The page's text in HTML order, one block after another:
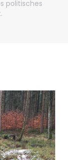
politisches